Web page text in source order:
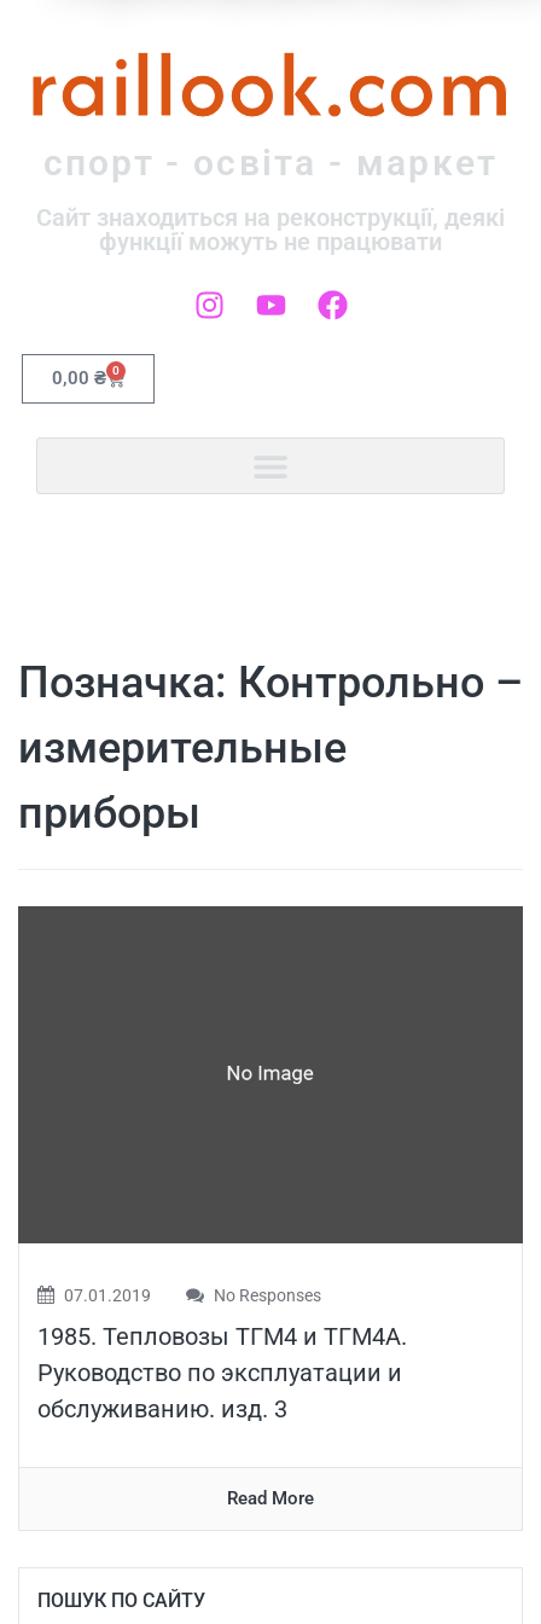
raillook.com
спорт - освіта - маркет
Сайт знаходиться на реконструкції, деякі
функції можуть не працювати
0,00 ₴ 0
Позначка: Контрольно –
измерительные
приборы
07.01.2019 No Responses
1985. Тепловозы ТГМ4 и ТГМ4А.
Руководство по эксплуатации и
обслуживанию. изд. 3
Read More
ПОШУК ПО САЙТУ